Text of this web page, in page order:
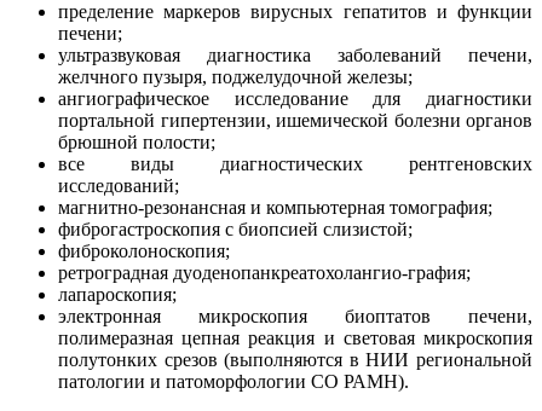
пределение маркеров вирусных гепатитов и функции
печени;
ультразвуковая диагностика заболеваний печени,
желчного пузыря, поджелудочной железы;
ангиографическое исследование для диагностики
портальной гипертензии, ишемической болезни органов
брюшной полости;
все виды диагностических рентгеновских
исследований;
магнитно-резонансная и компьютерная томография;
фиброгастроскопия с биопсией слизистой;
фиброколоноскопия;
ретроградная дуоденопанкреатохолангио-графия;
лапароскопия;
электронная микроскопия биоптатов печени,
полимеразная цепная реакция и световая микроскопия
полутонких срезов (выполняются в НИИ региональной
патологии и патоморфологии СО РАМН).